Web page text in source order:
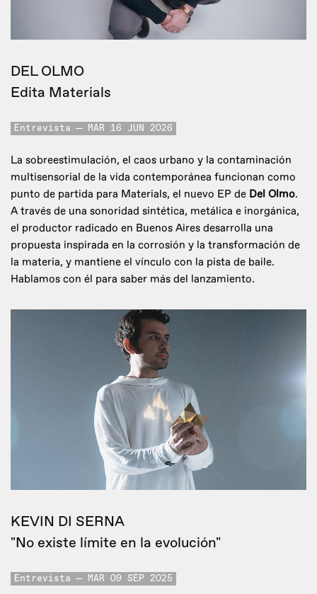
DEL OLMO
Edita Materials
Entrevista MAR 16 JUN 2026
La sobreestimulación, el caos urbano y la contaminación
multisensorial de la vida contemporánea funcionan como
punto de partida para Materials, el nuevo EP de Del Olmo.
A través de una sonoridad sintética, metálica e inorgánica,
el productor radicado en Buenos Aires desarrolla una
propuesta inspirada en la corrosión y la transformación de
la materia, y mantiene el vínculo con la pista de baile.
Hablamos con él para saber más del lanzamiento.
KEVIN DI SERNA
"No existe límite en la evolución"
Entrevista MAR 09 SEP 2025